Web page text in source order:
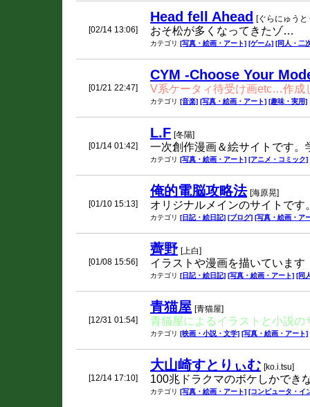
[02/14 13:06]
Head fell Ahead [ぐらにゅうと
おそ松が多くなってきたゾ…
カテゴリ [写真・絵画・アート] [ゲーム] [同人・二
[01/21 22:47]
CYM -Choose Your
V系ケータィ待受け画etc…作成
カテゴリ [音楽] [写真・絵画・アート] [趣味・実用]
[01/14 01:42]
L.F [冬陽]
一次創作漫画＆絵サイトです
カテゴリ [写真・絵画・アート] [アニメ・コミック]
[01/10 15:13]
俺的電脳攻略法 [海原晃]
オリジナルメインのサイトです
カテゴリ [日記・絵日記] [ブログ] [写真・絵画・ア
[01/08 15:56]
薺野 [上白]
イラストや漫画を描いています
カテゴリ [日記・絵日記] [写真・絵画・アート] [同
[12/31 01:54]
青猫屋 [青猫屋]
青猫屋によるイラストと小説
カテゴリ [映画・小説・文学] [写真・絵画・アート]
[12/14 17:10]
大山崎すとりぃむ [ko.i.tsu]
100兆ドラクマのボケしかでき
カテゴリ [写真・絵画・アート] [コンピュータ・イ